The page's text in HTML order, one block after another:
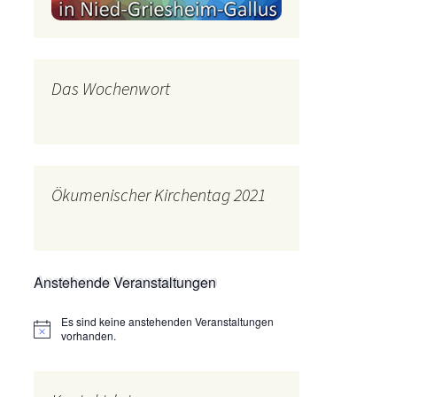
Limburg
Tauffamilien
Unser Wochenwort
Das Wochenwort
Ökumenischer Kirchentag 2021
Anstehende Veranstaltungen
Hinweis
Es sind keine anstehenden Veranstaltungen
vorhanden.